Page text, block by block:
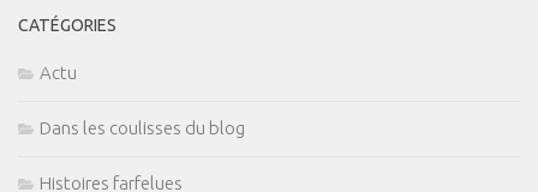
CATÉGORIES
Actu
Dans les coulisses du blog
Histoires farfelues